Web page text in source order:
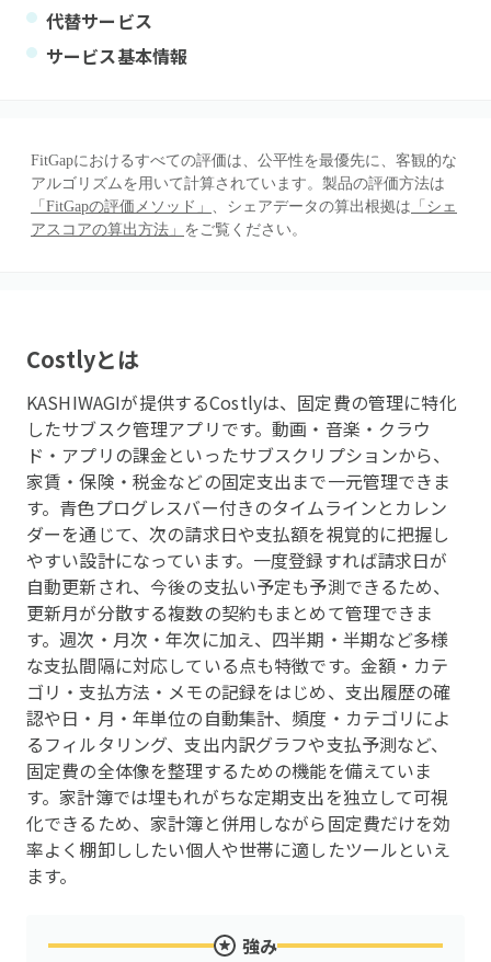
代替サービス
サービス基本情報
FitGapにおけるすべての評価は、公平性を最優先に、客観的な
アルゴリズムを用いて計算されています。製品の評価方法は
「FitGapの評価メソッド」 、シェアデータの算出根拠は 「シェ
アスコアの算出方法」 をご覧ください。
Costlyとは
KASHIWAGIが提供するCostlyは、固定費の管理に特化
したサブスク管理アプリです。動画・音楽・クラウ
ド・アプリの課金といったサブスクリプションから、
家賃・保険・税金などの固定支出まで一元管理できま
す。青色プログレスバー付きのタイムラインとカレン
ダーを通じて、次の請求日や支払額を視覚的に把握し
やすい設計になっています。一度登録すれば請求日が
自動更新され、今後の支払い予定も予測できるため、
更新月が分散する複数の契約もまとめて管理できま
す。週次・月次・年次に加え、四半期・半期など多様
な支払間隔に対応している点も特徴です。金額・カテ
ゴリ・支払方法・メモの記録をはじめ、支出履歴の確
認や日・月・年単位の自動集計、頻度・カテゴリによ
るフィルタリング、支出内訳グラフや支払予測など、
固定費の全体像を整理するための機能を備えていま
す。家計簿では埋もれがちな定期支出を独立して可視
化できるため、家計簿と併用しながら固定費だけを効
率よく棚卸ししたい個人や世帯に適したツールといえ
ます。
強み